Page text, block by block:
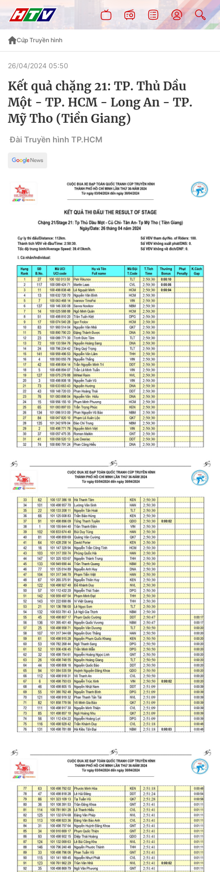
Cúp Truyền hình
26/04/2024 05:50
Kết quả chặng 21: TP. Thủ Dầu
Một - TP. HCM - Long An - TP.
Mỹ Tho (Tiền Giang)
Đài Truyền hình TP.HCM